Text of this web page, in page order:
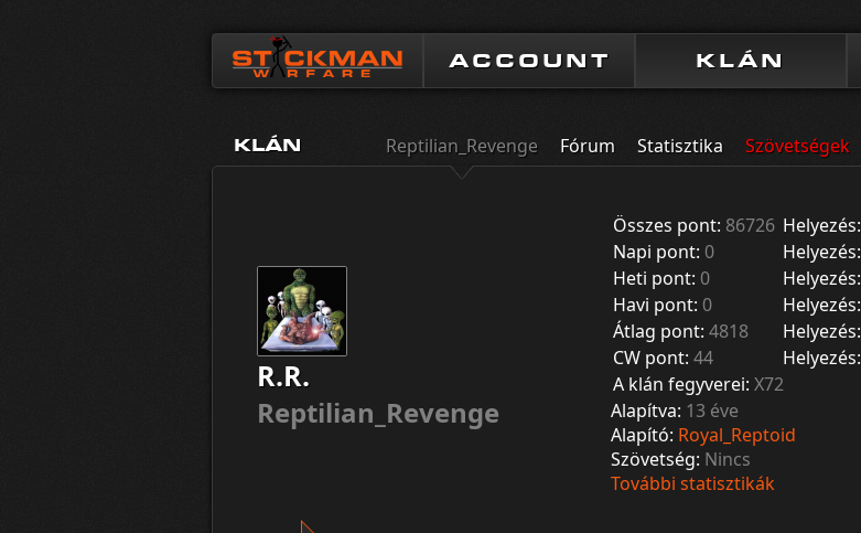
ACCOUNT KLÁN
KLÁN Reptilian_Revenge Fórum Statisztika Szövetségek
R.R.
Reptilian_Revenge
Összes pont: 86726 Helyezés:
Napi pont: 0 Helyezés:
Heti pont: 0 Helyezés:
Havi pont: 0 Helyezés:
Átlag pont:4818 Helyezés:
CW pont:44 Helyezés:
A klán fegyverei:X72
Alapítva: 13 éve
Alapító: Royal_Reptoid
Szövetség: Nincs
További statisztikák